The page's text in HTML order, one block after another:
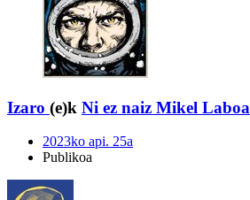
Izaro (e)k Ni ez naiz Mikel Laboa
2023ko api. 25a
Publikoa